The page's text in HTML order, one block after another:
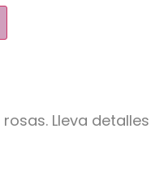
Lleva detalles